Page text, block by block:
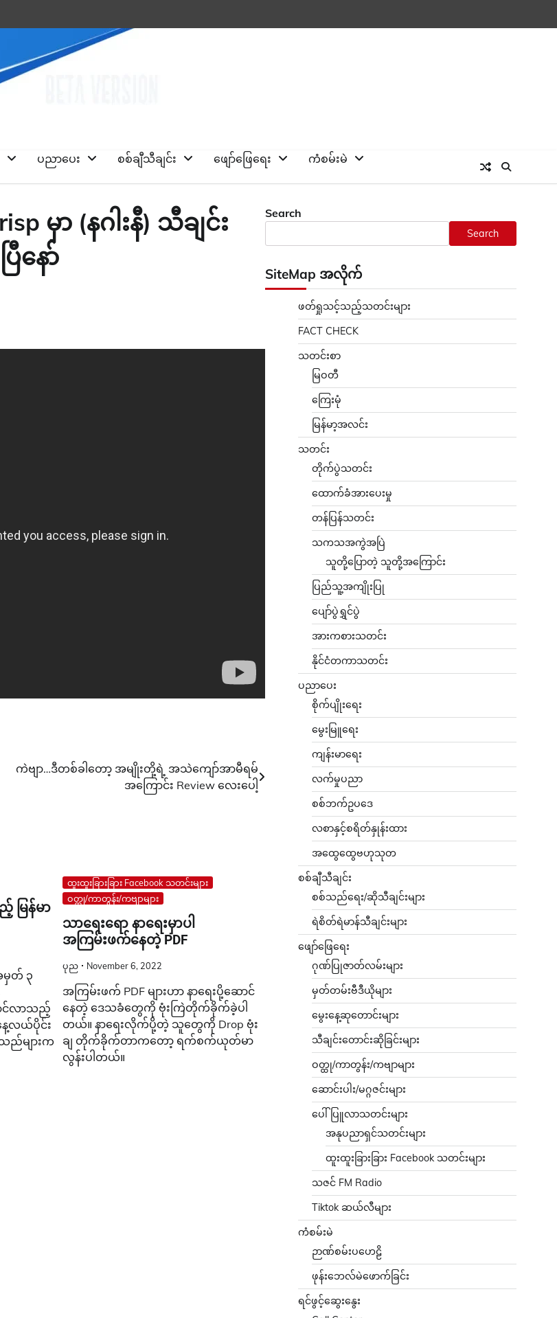
ပညာပေး စစ်ချီသီချင်း ဖျော်ဖြေရေး
ကံစမ်းမဲ
မှာ (နဂါးနီ) သီချင်း
နော်
ကဲဗျာ…ဒီတစ်ခါတော့ အမျိုးတို့ရဲ့ အသဲကျော်အာမီရမ်
အကြောင်း Review လေးပေါ့
မြန်မာ
မှတ် ၃
င်လာသည့်
လယ်ပိုင်း
ည်များက
ထူးထူးခြားခြား Facebook သတင်းများ
ဝတ္ထု/ကာတွန်း/ကဗျာများ
သာရေးရော နာရေးမှာပါ
အကြမ်းဖက်နေတဲ့ PDF
ပုည November 6, 2022
အကြမ်းဖက် PDF များဟာ နာရေးပို့ဆောင်
နေတဲ့ ဒေသခံတွေကို ဗုံးကြဲတိုက်ခိုက်ခဲ့ပါ
တယ်။ နာရေးလိုက်ပို့တဲ့ သူတွေကို Drop ဗုံး
ချ တိုက်ခိုက်တာကတော့ ရက်စက်ယုတ်မာ
လွန်းပါတယ်။
Search
Search
SiteMap အလိုက်
ဖတ်ရှုသင့်သည့်သတင်းများ
FACT CHECK
သတင်းစာ
မြဝတီ
ကြေးမုံ
မြန်မာ့အလင်း
သတင်း
တိုက်ပွဲသတင်း
ထောက်ခံအားပေးမှု
တန်ပြန်သတင်း
သကသအကွဲအပြဲ
သူတို့ပြောတဲ့ သူတို့အကြောင်း
ပြည်သူ့အကျိုးပြု
ပျော်ပွဲရွှင်ပွဲ
အားကစားသတင်း
နိုင်ငံတကာသတင်း
ပညာပေး
စိုက်ပျိုးရေး
မွေးမြူရေး
ကျန်းမာရေး
လက်မှုပညာ
စစ်ဘက်ဥပဒေ
လစာနှင့်စရိတ်နှုန်းထား
အထွေထွေဗဟုသုတ
စစ်ချီသီချင်း
စစ်သည်ရေး/ဆိုသီချင်းများ
ရဲစိတ်ရဲမာန်သီချင်းများ
ဖျော်ဖြေရေး
ဂုဏ်ပြုဇာတ်လမ်းများ
မှတ်တမ်းဗီဒီယိုများ
မွေးနေ့ဆုတောင်းများ
သီချင်းတောင်းဆိုခြင်းများ
ဝတ္ထု/ကာတွန်း/ကဗျာများ
ဆောင်းပါး/မဂ္ဂဇင်းများ
ပေါ်ပြူလာသတင်းများ
အနုပညာရှင်သတင်းများ
ထူးထူးခြားခြား Facebook သတင်းများ
သဇင် FM Radio
Tiktok ဆယ်လီများ
ကံစမ်းမဲ
ဉာဏ်စမ်းပဟေဠိ
ဖုန်းဘေလ်မဲဖောက်ခြင်း
ရင်ဖွင့်ဆွေးနွေး